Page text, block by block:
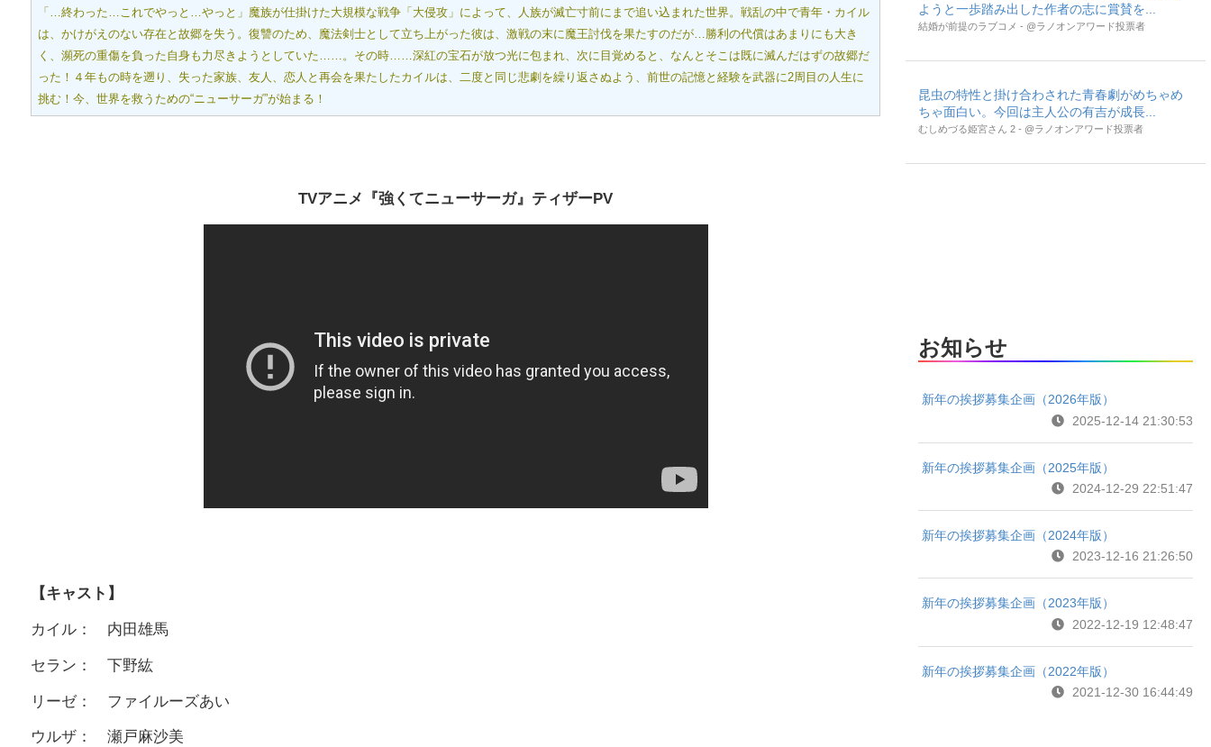
「…終わった…これでやっと…やっと」魔族が仕掛けた大規模な戦争「大侵攻」によって、人族が滅亡寸前にまで追い込まれた世界。戦乱の中で青年・カイル
は、かけがえのない存在と故郷を失う。復讐のため、魔法剣士として立ち上がった彼は、激戦の末に魔王討伐を果たすのだが…勝利の代償はあまりにも大き
く、瀕死の重傷を負った自身も力尽きようとしていた……。その時……深紅の宝石が放つ光に包まれ、次に目覚めると、なんとそこは既に滅んだはずの故郷だ
った！４年もの時を遡り、失った家族、友人、恋人と再会を果たしたカイルは、二度と同じ悲劇を繰り返さぬよう、前世の記憶と経験を武器に2周目の人生に
挑む！今、世界を救うための“ニューサーガ”が始まる！
TVアニメ『強くてニューサーガ』ティザーPV
【キャスト】
カイル： 内田雄馬
セラン： 下野紘
リーゼ： ファイルーズあい
ウルザ： 瀬戸麻沙美
ようと一歩踏み出した作者の志に賞賛を...
結婚が前提のラブコメ - @ラノオンアワード投票者
昆虫の特性と掛け合わされた青春劇がめちゃめ
ちゃ面白い。今回は主人公の有吉が成長...
むしめづる姫宮さん 2 - @ラノオンアワード投票者
お知らせ
新年の挨拶募集企画（2026年版）
2025-12-14 21:30:53
新年の挨拶募集企画（2025年版）
2024-12-29 22:51:47
新年の挨拶募集企画（2024年版）
2023-12-16 21:26:50
新年の挨拶募集企画（2023年版）
2022-12-19 12:48:47
新年の挨拶募集企画（2022年版）
2021-12-30 16:44:49